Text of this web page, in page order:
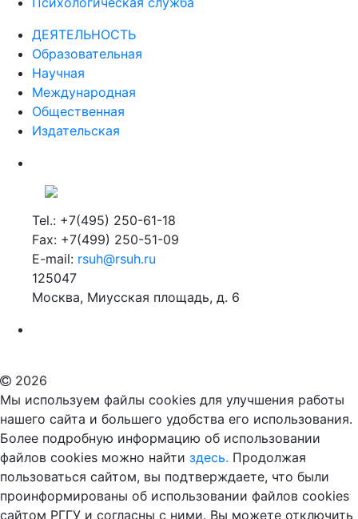
ДЕЯТЕЛЬНОСТЬ
Образовательная
Научная
Международная
Общественная
Издательская
Tel.: +7(495) 250-61-18
Fax: +7(499) 250-51-09
E-mail: rsuh@rsuh.ru
125047
Москва, Миусская площадь, д. 6
2026
Мы используем файлы cookies для улучшения работы
нашего сайта и большего удобства его использования.
Более подробную информацию об использовании
файлов cookies можно найти здесь. Продолжая
пользоваться сайтом, вы подтверждаете, что были
проинформированы об использовании файлов cookies
сайтом РГГУ и согласны с ними. Вы можете отключить